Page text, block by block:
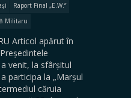
Raport Final „E.W.“
Militaru
Articol apărut în
venit, la sfârșitul
participa la „Marșul
căruia